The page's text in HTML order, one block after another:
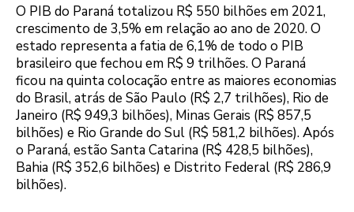
O PIB do Paraná totalizou R$ 550 bilhões em 2021,
crescimento de 3,5% em relação ao ano de 2020. O
estado representa a fatia de 6,1% de todo o PIB
brasileiro que fechou em R$ 9 trilhões. O Paraná
ficou na quinta colocação entre as maiores economias
do Brasil, atrás de São Paulo (R$ 2,7 trilhões), Rio de
Janeiro (R$ 949,3 bilhões), Minas Gerais (R$ 857,5
bilhões) e Rio Grande do Sul (R$ 581,2 bilhões). Após
o Paraná, estão Santa Catarina (R$ 428,5 bilhões),
Bahia (R$ 352,6 bilhões) e Distrito Federal (R$ 286,9
bilhões).